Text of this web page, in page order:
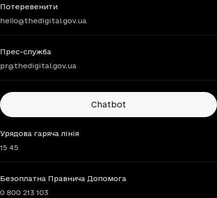
Потеревенити
hello@thedigital.gov.ua
Прес-служба
pr@thedigital.gov.ua
Chatbots
Chatbot
Урядова гаряча лінія
15 45
Безоплатна Правнича Допомога
0 800 213 103